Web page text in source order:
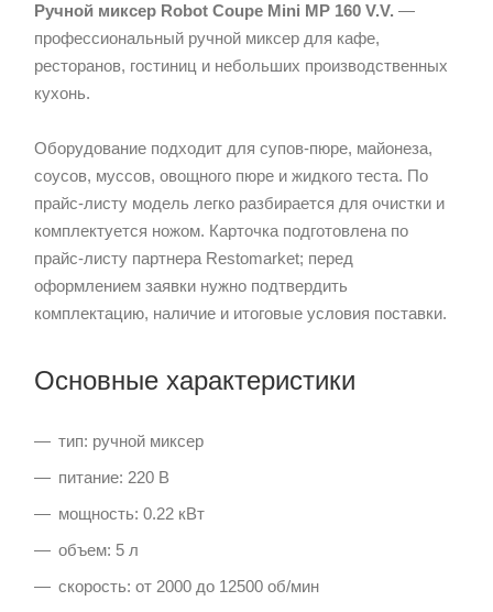
Ручной миксер Robot Coupe Mini MP 160 V.V. —
профессиональный ручной миксер для кафе,
ресторанов, гостиниц и небольших производственных
кухонь.
Оборудование подходит для супов-пюре, майонеза,
соусов, муссов, овощного пюре и жидкого теста. По
прайс-листу модель легко разбирается для очистки и
комплектуется ножом. Карточка подготовлена по
прайс-листу партнера Restomarket; перед
оформлением заявки нужно подтвердить
комплектацию, наличие и итоговые условия поставки.
Основные характеристики
тип: ручной миксер
питание: 220 В
мощность: 0.22 кВт
объем: 5 л
скорость: от 2000 до 12500 об/мин